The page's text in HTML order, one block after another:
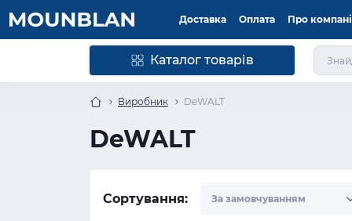
Доставка Оплата Про
Каталог товарів
Виробник DeWALT
DeWALT
Сортування: